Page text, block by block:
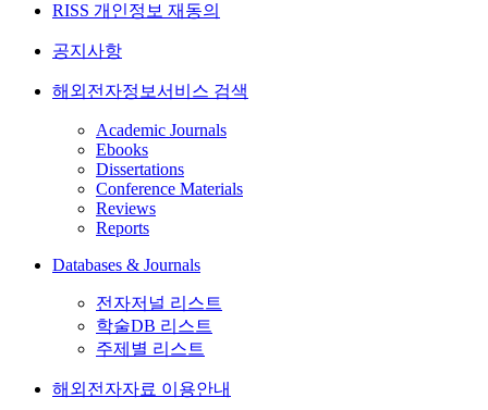
RISS 개인정보 재동의
공지사항
해외전자정보서비스 검색
Academic Journals
Ebooks
Dissertations
Conference Materials
Reviews
Reports
Databases & Journals
전자저널 리스트
학술DB 리스트
주제별 리스트
해외전자자료 이용안내